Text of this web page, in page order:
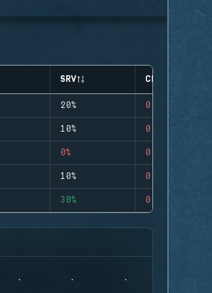
SRV CLUTCHES
20% 0
10% 0
0% 0
10% 0
30% 0